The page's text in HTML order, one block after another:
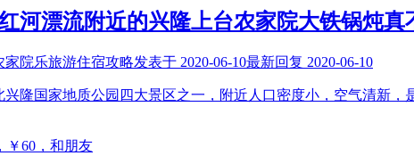
河漂流附近的兴隆上台农家院大铁锅炖真
家院乐旅游住宿攻略发表于 2020-06-10最新回复 2020-06-10
兴隆国家地质公园四大景区之一，附近人口密度小，空气清新，
，￥60 ，和朋友